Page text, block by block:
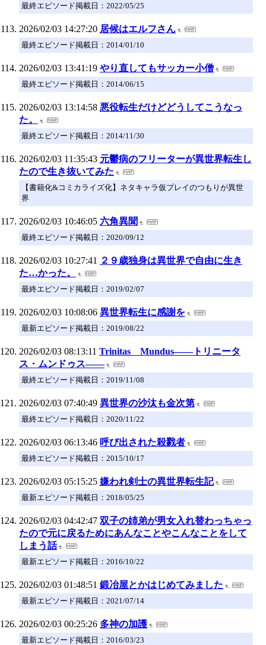
最終エピソード掲載日：2022/05/25
2026/02/03 14:27:20 居候はエルフさん
最終エピソード掲載日：2014/01/10
2026/02/03 13:41:19 やり直してもサッカー小僧
最終エピソード掲載日：2014/06/15
2026/02/03 13:14:58 悪役転生だけどどうしてこうなっ
た。
最終エピソード掲載日：2014/11/30
2026/02/03 11:35:43 元鬱病のフリーターが異世界転生し
たので生き抜いてみた
【書籍化&コミカライズ化】ネタキャラ仮プレイのつもりが異世
界
2026/02/03 10:46:05 六角異聞
最終エピソード掲載日：2020/09/12
2026/02/03 10:27:41
２９歳独身は異世界で自由に生き
た…かった。
最終エピソード掲載日：2019/02/07
2026/02/03 10:08:06 異世界転生に感謝を
最新エピソード掲載日：2019/08/22
2026/02/03 08:13:11 Trinitas Mundus――トリニータ
ス・ムンドゥス――
最終エピソード掲載日：2019/11/08
2026/02/03 07:40:49 異世界の沙汰も金次第
最終エピソード掲載日：2020/11/22
2026/02/03 06:13:46 呼び出された殺戮者
最終エピソード掲載日：2015/10/17
2026/02/03 05:15:25 嫌われ剣士の異世界転生記
最新エピソード掲載日：2018/05/25
2026/02/03 04:42:47 双子の姉弟が男女入れ替わっちゃっ
たので元に戻るためにあんなことやこんなことをして
しまう話
最新エピソード掲載日：2016/10/22
2026/02/03 01:48:51 鍛冶屋とかはじめてみました
最新エピソード掲載日：2021/07/14
2026/02/03 00:25:26 多神の加護
最新エピソード掲載日：2016/03/23